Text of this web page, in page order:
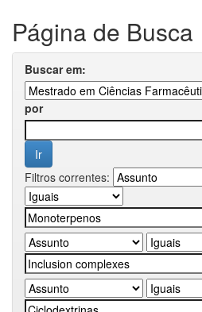
Página de Busca
Buscar em:
por
Filtros correntes: